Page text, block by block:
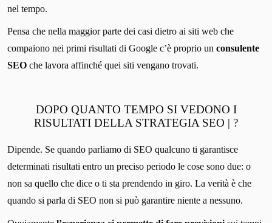
nel tempo.
Pensa che nella maggior parte dei casi dietro ai siti web che
compaiono nei primi risultati di Google c’è proprio un consulente
SEO che lavora affinché quei siti vengano trovati.
DOPO QUANTO TEMPO SI VEDONO I
RISULTATI DELLA STRATEGIA SEO | ?
Dipende. Se quando parliamo di SEO qualcuno ti garantisce
determinati risultati entro un preciso periodo le cose sono due: o
non sa quello che dice o ti sta prendendo in giro. La verità è che
quando si parla di SEO non si può garantire niente a nessuno.